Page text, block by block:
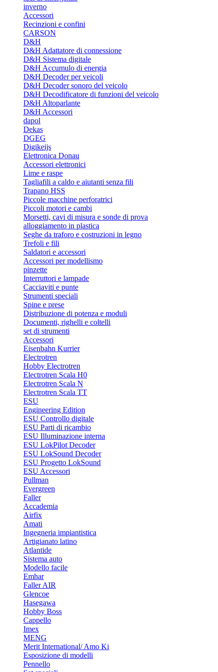
inverno
Accessori
Recinzioni e confini
CARSON
D&H
D&H Adattatore di connessione
D&H Sistema digitale
D&H Accumulo di energia
D&H Decoder per veicoli
D&H Decoder sonoro del veicolo
D&H Decodificatore di funzioni del veicolo
D&H Altoparlante
D&H Accessori
dapol
Dekas
DGEG
Digikeijs
Elettronica Donau
Accessori elettronici
Lime e raspe
Tagliafili a caldo e aiutanti senza fili
Trapano HSS
Piccole macchine perforatrici
Piccoli motori e cambi
Morsetti, cavi di misura e sonde di prova
alloggiamento in plastica
Seghe da traforo e costruzioni in legno
Trefoli e fili
Saldatori e accessori
Accessori per modellismo
pinzette
Interruttori e lampade
Cacciaviti e punte
Strumenti speciali
Spine e prese
Distribuzione di potenza e moduli
Documenti, righelli e coltelli
set di strumenti
Accessori
Eisenbahn Kurrier
Electrotren
Hobby Electrotren
Electrotren Scala H0
Electrotren Scala N
Electrotren Scala TT
ESU
Engineering Edition
ESU Controllo digitale
ESU Parti di ricambio
ESU Illuminazione interna
ESU LokPilot Decoder
ESU LokSound Decoder
ESU Progetto LokSound
ESU Accessori
Pullman
Evergreen
Faller
Accademia
Airfix
Amati
Ingegneria impiantistica
Artigianato latino
Atlantide
Sistema auto
Modello facile
Emhar
Faller AIR
Glencoe
Hasegawa
Hobby Boss
Cappello
Imex
MENG
Merit International/ Amo Ki
Esposizione di modelli
Pennello